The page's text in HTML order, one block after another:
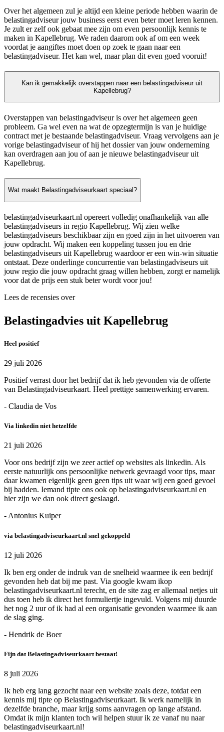
Over het algemeen zul je altijd een kleine periode hebben waarin de
belastingadviseur jouw business eerst even beter moet leren kennen.
Je zult er zelf ook gebaat mee zijn om even persoonlijk kennis te
maken in Kapellebrug. We raden daarom ook af om een week
voordat je aangiftes moet doen op zoek te gaan naar een
belastingadviseur. Het kan wel, maar plan dit even goed vooruit!
Kan ik gemakkelijk overstappen naar een belastingadviseur uit
Kapellebrug?
Overstappen van belastingadviseur is over het algemeen geen
probleem. Ga wel even na wat de opzegtermijn is van je huidige
contract met je bestaande belastingadviseur. Vraag vervolgens aan je
vorige belastingadviseur of hij het dossier van jouw onderneming
kan overdragen aan jou of aan je nieuwe belastingadviseur uit
Kapellebrug.
Wat maakt Belastingadviseurkaart speciaal?
belastingadviseurkaart.nl opereert volledig onafhankelijk van alle
belastingadviseurs in regio Kapellebrug. Wij zien welke
belastingadviseurs beschikbaar zijn en goed zijn in het uitvoeren van
jouw opdracht. Wij maken een koppeling tussen jou en drie
belastingadviseurs uit Kapellebrug waardoor er een win-win situatie
ontstaat. Deze onderlinge concurrentie van belastingadviseurs uit
jouw regio die jouw opdracht graag willen hebben, zorgt er namelijk
voor dat de prijs een stuk beter wordt voor jou!
Lees de recensies over
Belastingadvies uit Kapellebrug
Heel positief
29 juli 2026
Positief verrast door het bedrijf dat ik heb gevonden via de offerte
van Belastingadviseurkaart. Heel prettige samenwerking ervaren.
- Claudia de Vos
Via linkedin niet hetzelfde
21 juli 2026
Voor ons bedrijf zijn we zeer actief op websites als linkedin. Als
eerste natuurlijk ons persoonlijke netwerk gevraagd voor tips, maar
daar kwamen eigenlijk geen geen tips uit waar wij een goed gevoel
bij hadden. Iemand tipte ons ook op belastingadviseurkaart.nl en
hier zijn we dan ook direct geslaagd.
- Antonius Kuiper
via belastingadviseurkaart.nl snel gekoppeld
12 juli 2026
Ik ben erg onder de indruk van de snelheid waarmee ik een bedrijf
gevonden heb dat bij me past. Via google kwam ikop
belastingadviseurkaart.nl terecht, en de site zag er allemaal netjes uit
dus toen heb ik direct het formuliertje ingevuld. Volgens mij duurde
het nog 2 uur of ik had al een organisatie gevonden waarmee ik aan
de slag ging.
- Hendrik de Boer
Fijn dat Belastingadviseurkaart bestaat!
8 juli 2026
Ik heb erg lang gezocht naar een website zoals deze, totdat een
kennis mij tipte op Belastingadviseurkaart. Ik werk namelijk in
dezelfde branche, maar krijg soms aanvragen op lange afstand.
Omdat ik mijn klanten toch wil helpen stuur ik ze vanaf nu naar
belastingadviseurkaart.nl!